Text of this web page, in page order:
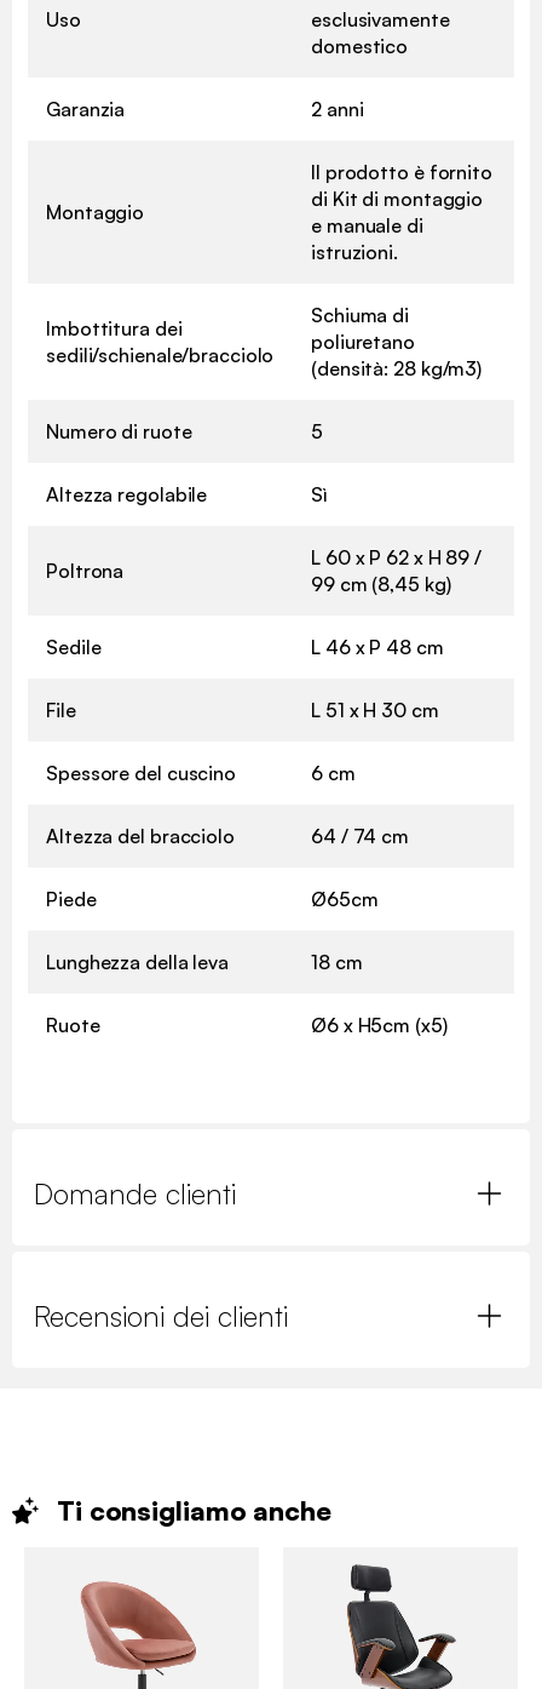
Uso
esclusivamente
domestico
Garanzia 2 anni
Montaggio
Il prodotto è fornito
di Kit di montaggio
e manuale di
istruzioni.
Imbottitura dei
sedili/schienale/bracciolo
Schiuma di
poliuretano
(densità: 28 kg/m3)
Numero di ruote 5
Altezza regolabile Sì
Poltrona
L 60 x P 62 x H 89 /
99 cm (8,45 kg)
Sedile L 46 x P 48 cm
File L 51 x H 30 cm
Spessore del cuscino 6 cm
Altezza del bracciolo 64 / 74 cm
Piede Ø65cm
Lunghezza della leva 18 cm
Ruote Ø6 x H5cm (x5)
Domande clienti
Recensioni dei clienti
Ti consigliamo anche